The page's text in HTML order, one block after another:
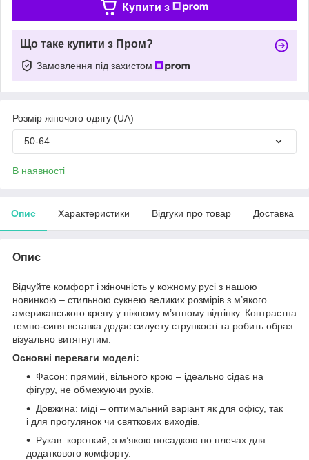
Купити з
Що таке купити з Пром?
Замовлення під захистом
Розмір жіночого одягу (UA)
50-64
В наявності
Опис Характеристики Відгуки про товар Доставка
Опис
Відчуйте комфорт і жіночність у кожному русі з нашою
новинкою – стильною сукнею великих розмірів з м’якого
американського крепу у ніжному м’ятному відтінку. Контрастна
темно-синя вставка додає силуету стрункості та робить образ
візуально витягнутим.
Основні переваги моделі:
Фасон: прямий, вільного крою – ідеально сідає на
фігуру, не обмежуючи рухів.
Довжина: міді – оптимальний варіант як для офісу, так
і для прогулянок чи святкових виходів.
Рукав: короткий, з м’якою посадкою по плечах для
додаткового комфорту.